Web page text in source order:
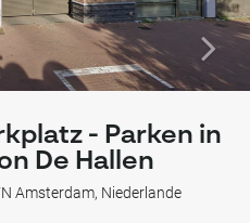
- Parken in
De Hallen
Amsterdam, Niederlande